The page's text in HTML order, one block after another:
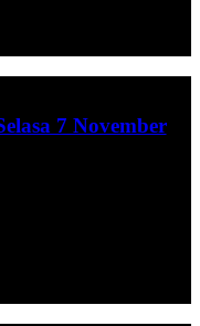
7 November